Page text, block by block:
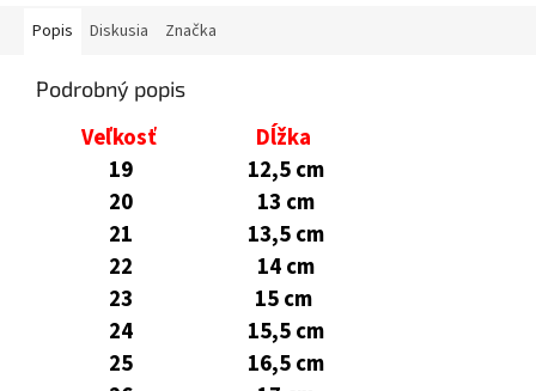
Popis Diskusia Značka
Podrobný popis
Veľkosť
Dĺžka
19
12,5 cm
20
13 cm
21
13,5 cm
22
14 cm
23
15 cm
24
15,5 cm
25
16,5 cm